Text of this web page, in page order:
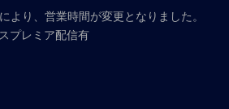
より、営業時間が変更となりました。
プレミア配信有